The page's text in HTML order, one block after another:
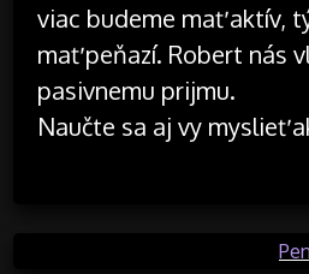
viac budeme mať aktív,
mať peňazí. Robert nás
pasivnemu prijmu.
Naučte sa aj vy myslieť